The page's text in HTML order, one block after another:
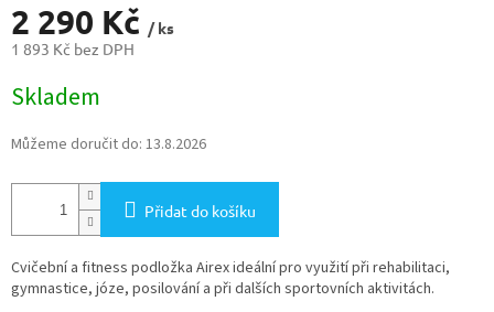
2 290 Kč / ks
1 893 Kč bez DPH
cena:
Skladem
Můžeme doručit do: 13.8.2026
Přidat do košíku
Cvičební a fitness podložka Airex ideální pro využití při rehabilitaci,
gymnastice, józe, posilování a při dalších sportovních aktivitách.